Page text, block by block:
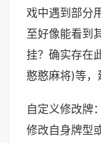
戏中遇到部分
至好像能看到
挂？确实存在
憨憨麻将)等，
自定义修改牌
修改自身牌型